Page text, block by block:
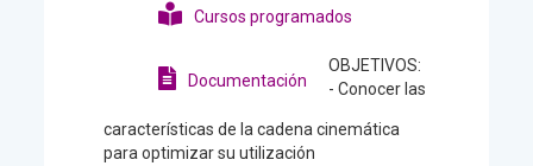
Cursos programados
Documentación
OBJETIVOS:
- Conocer las
características de la cadena cinemática
para optimizar su utilización